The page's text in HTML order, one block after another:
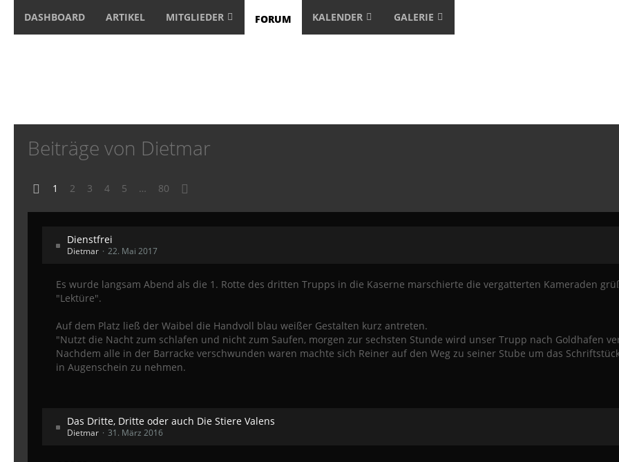
DASHBOARD ARTIKEL MITGLIEDER FORUM KALENDER GALERIE
Beiträge von Dietmar
1 2 3 4 5 … 80
Dienstfrei
Dietmar 22. Mai 2017
Es wurde langsam Abend als die 1. Rotte des dritten Trupps in die Kaserne marschierte die vergatterten Kameraden
"Lektüre".
Auf dem Platz ließ der Waibel die Handvoll blau weißer Gestalten kurz antreten.
"Nutzt die Nacht zum schlafen und nicht zum Saufen, morgen zur sechsten Stunde wird unser Trupp nach Goldhafen
Nachdem alle in der Barracke verschwunden waren machte sich Reiner auf den Weg zu seiner Stube um das
in Augenschein zu nehmen.
Das Dritte, Dritte oder auch Die Stiere Valens
Dietmar 31. März 2016